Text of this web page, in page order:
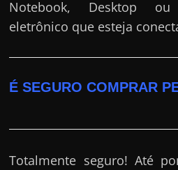
Notebook, Desktop
eletrônico que esteja
É SEGURO COMPRAR
Totalmente seguro! Até